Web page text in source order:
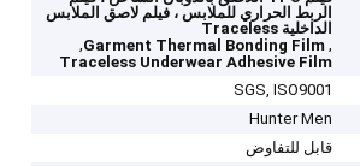
الربط الحراري للملابس ، فيلم لاصق الملابس
الداخلية Traceless
,
Garment Thermal Bonding Film
,
Traceless Underwear Adhesive Film
SGS, ISO9001
Hunter Men
قابل للتفاوض